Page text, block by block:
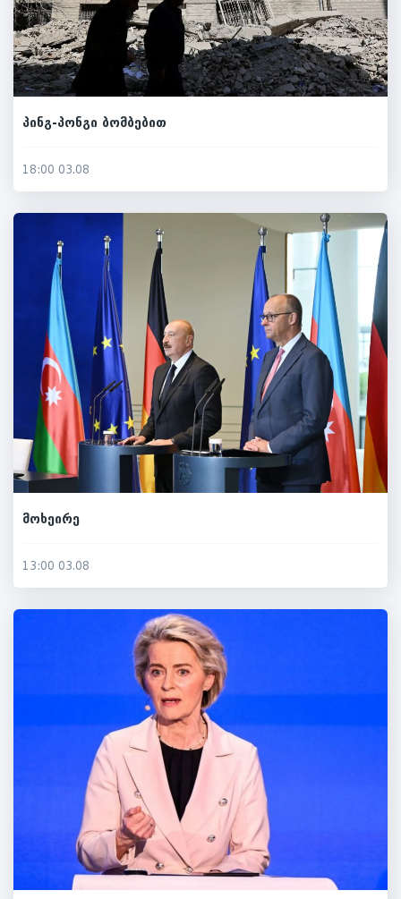
პინგ-პონგი ბომბებით
18:00 03.08
მოხეირე
13:00 03.08